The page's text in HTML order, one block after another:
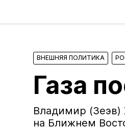
ВНЕШНЯЯ ПОЛИТИКА
Газа
Владимир (Зеэв)
на Ближнем